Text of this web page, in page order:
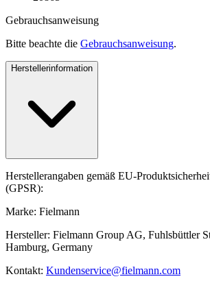
Gebrauchsanweisung
Bitte beachte die Gebrauchsanweisung.
Herstellerinformation
Herstellerangaben gemäß EU-
(GPSR):
Marke: Fielmann
Hersteller: Fielmann Group AG, Fuhlsbüttler
Hamburg, Germany
Kontakt: Kundenservice@fielmann.com